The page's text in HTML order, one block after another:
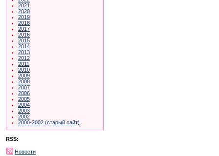
2021
2020
2019
2018
2017
2016
2015
2014
2013
2012
2011
2010
2009
2008
2007
2006
2005
2004
2003
2002
2000-2002 (старый сайт)
RSS:
Новости